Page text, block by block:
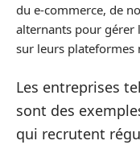
du e-commerce, de
alternants pour gérer
sur leurs plateformes
Les entreprises
sont des
qui recrutent